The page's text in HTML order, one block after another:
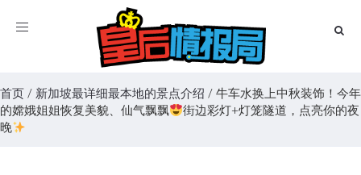
Toggle
首页 / 新加坡最详细最本地的景点介绍 / 牛车水换上中秋装饰！今年
的嫦娥姐姐恢复美貌、仙气飘飘
街边彩灯+灯笼隧道，点亮你的夜
晚